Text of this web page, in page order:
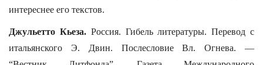
интереснее его текстов.
Джульетто Кьеза.Россия. Гибель литературы. Перевод с
итальянского Э. Двин. Послесловие Вл. Огнева. —